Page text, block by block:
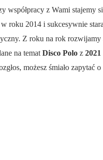
współpracy z Wami stajemy
roku 2014 i sukcesywnie
Z roku na rok rozwijamy
na temat Disco Polo z 2021
możesz śmiało zapytać